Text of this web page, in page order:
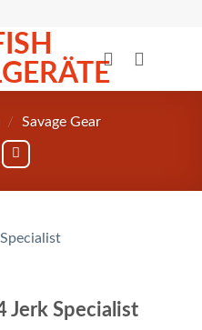
/ Savage Gear
Jerk Specialist